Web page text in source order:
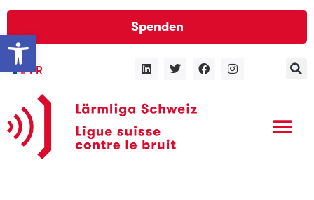
Werkzeugleiste öffnen
FR
Spenden